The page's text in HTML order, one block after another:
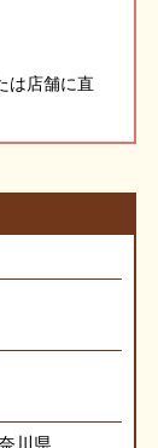
は店舗に直
川県